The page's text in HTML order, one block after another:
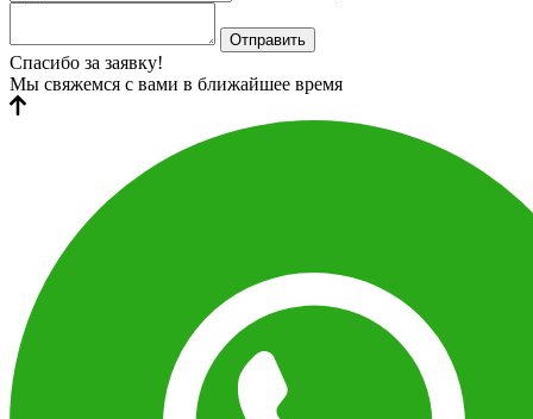
Отправить
Спасибо за заявку!
Мы свяжемся с вами в ближайшее время